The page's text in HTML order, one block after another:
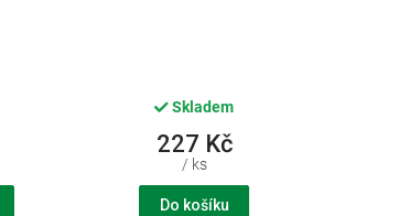
Skladem
227 Kč
/ ks
Do košíku